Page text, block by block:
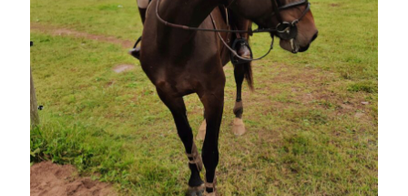
19
20 21 24
25
26
27 29 30
« aug okt »
Arkiv
augusti 2026
juli 2026